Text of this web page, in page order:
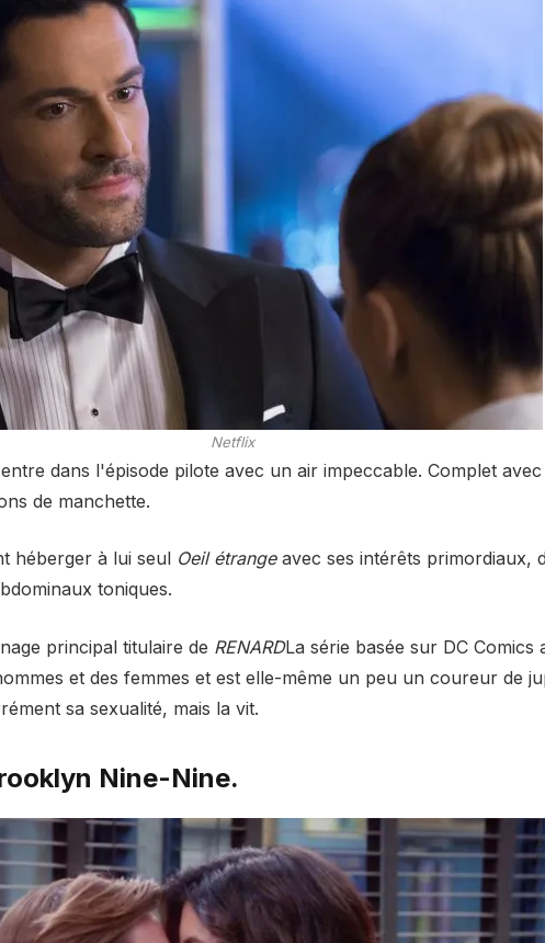
Netflix
dans l'épisode pilote avec un air impeccable. Complet
de manchette.
héberger à lui seul Oeil étrangeavec ses intérêts primordiaux,
toniques.
principal titulaire de RENARDLa série basée sur DC Comics
et des femmes et est elle-même un peu un coureur de
sa sexualité, mais la vit.
Nine-Nine.